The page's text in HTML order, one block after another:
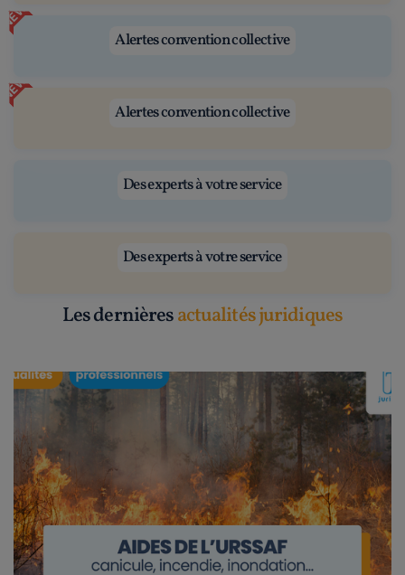
NEW
Alertes convention collective
NEW
Alertes convention collective
Des experts à votre service
Des experts à votre service
Les dernièresactualités juridiques